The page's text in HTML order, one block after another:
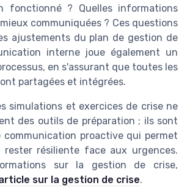
fonctionné ? Quelles informations
communiquées ? Ces questions
ajustements du plan de gestion de
interne joue également un
en s'assurant que toutes les
partagées et intégrées.
simulations et exercices de crise ne
des outils de préparation ; ils sont
proactive qui permet
rester résiliente face aux urgences.
sur la gestion de crise,
sur la gestion de crise.